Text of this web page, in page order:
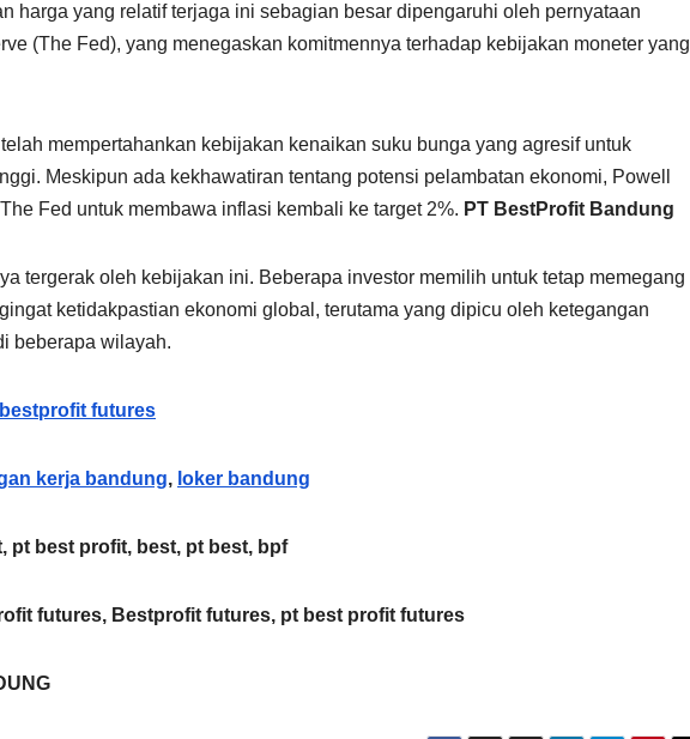
harga yang relatif terjaga ini sebagian besar dipengaruhi oleh pernyataan
(The Fed), yang menegaskan komitmennya terhadap kebijakan moneter yang
mempertahankan kebijakan kenaikan suku bunga yang agresif untuk
Meskipun ada kekhawatiran tentang potensi pelambatan ekonomi, Powell
Fed untuk membawa inflasi kembali ke target 2%. PT BestProfit Bandung
tergerak oleh kebijakan ini. Beberapa investor memilih untuk tetap memegang
ketidakpastian ekonomi global, terutama yang dipicu oleh ketegangan
beberapa wilayah.
futures
kerja bandung, loker bandung
pt best profit, best, pt best, bpf
futures, Bestprofit futures, pt best profit futures